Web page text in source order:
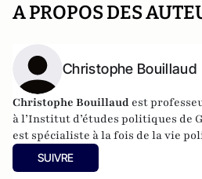
A PROPOS DES
Christophe Bouillaud
Christophe Bouillaud est
à l’Institut d’études politiques de
est spécialiste à la fois de la vie
vie politique européenne, en
partis.
SUIVRE